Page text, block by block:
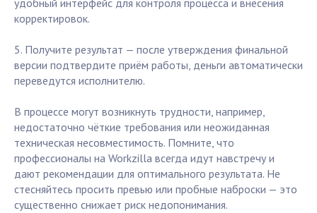
удобный интерфейс для контроля процесса и внесения
корректировок.
5. Получите результат — после утверждения финальной
версии подтвердите приём работы, деньги автоматически
переведутся исполнителю.
В процессе могут возникнуть трудности, например,
недостаточно чёткие требования или неожиданная
техническая несовместимость. Помните, что
профессионалы на Workzilla всегда идут навстречу и
дают рекомендации для оптимального результата. Не
стесняйтесь просить превью или пробные наброски — это
существенно снижает риск недопонимания.